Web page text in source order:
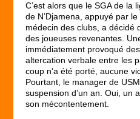
C’est alors que le SGA de la
de N’Djamena, appuyé par
médecin des clubs, a décidé
des joueuses revenantes.
immédiatement provoqué
altercation verbale entre les
coup n’a été porté, aucune
Pourtant, le manager de
suspension d’un an. Oui, un
son mécontentement.